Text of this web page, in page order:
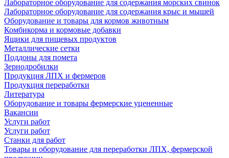
Лабораторное оборудование для содержания морских свинок
Лабораторное оборудование для содержания крыс и мышей
Оборудование и товары для кормов животным
Комбикорма и кормовые добавки
Ящики для пищевых продуктов
Металлические сетки
Поддоны для помета
Зернодробилки
Продукция ЛПХ и фермеров
Продукция переработки
Литература
Оборудование и товары фермерские уцененные
Вакансии
Услуги работ
Услуги работ
Станки для работ
Товары и оборудование для переработки ЛПХ, фермерской